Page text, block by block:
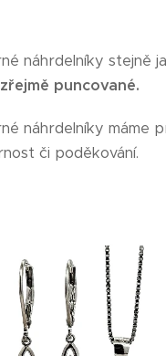
náhrdelníky stejně
puncované.
náhrdelníky máme
či poděkování.